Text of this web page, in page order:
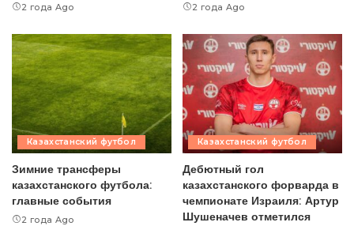
2 года Ago 2 года Ago
Казахстанский футбол
Зимние трансферы
казахстанского футбола:
главные события
2 года Ago
Казахстанский футбол
Дебютный гол
казахстанского форварда в
чемпионате Израиля: Артур
Шушеначев отметился